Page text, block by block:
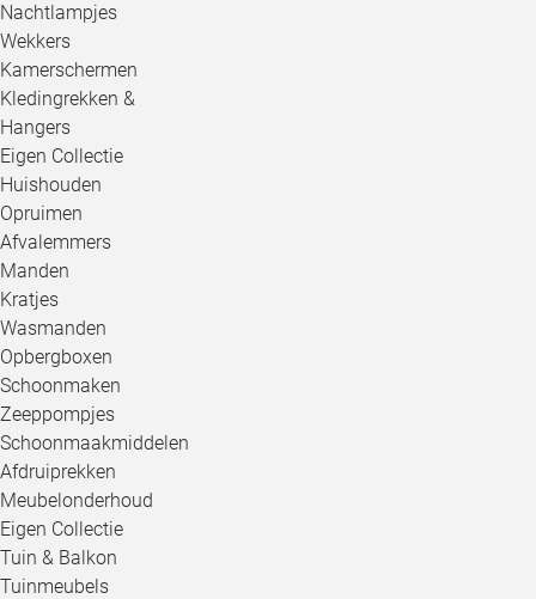
Nachtlampjes
Wekkers
Kamerschermen
Kledingrekken &
Hangers
Eigen Collectie
Huishouden
Opruimen
Afvalemmers
Manden
Kratjes
Wasmanden
Opbergboxen
Schoonmaken
Zeeppompjes
Schoonmaakmiddelen
Afdruiprekken
Meubelonderhoud
Eigen Collectie
Tuin & Balkon
Tuinmeubels